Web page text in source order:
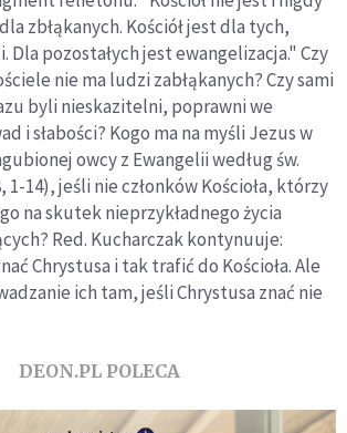
zbłąkanych. Kościół jest dla tych,
Dla pozostałych jest ewangelizacja." Czy
nie ma ludzi zabłąkanych? Czy sami
byli nieskazitelni, poprawni we
i słabości? Kogo ma na myśli Jezus w
owcy z Ewangelii według św.
1-14), jeśli nie członków Kościoła, którzy
na skutek nieprzykładnego życia
Red. Kucharczak kontynuuje:
Chrystusa i tak trafić do Kościoła. Ale
ich tam, jeśli Chrystusa znać nie
DEON.PL POLECA